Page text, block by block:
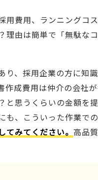
用費用、ランニングコ
由は簡単で「無駄な
り、採用企業の方に知
成費用は仲介の会社
と思うくらいの金額を
、こういった作業で
みてください。 高品